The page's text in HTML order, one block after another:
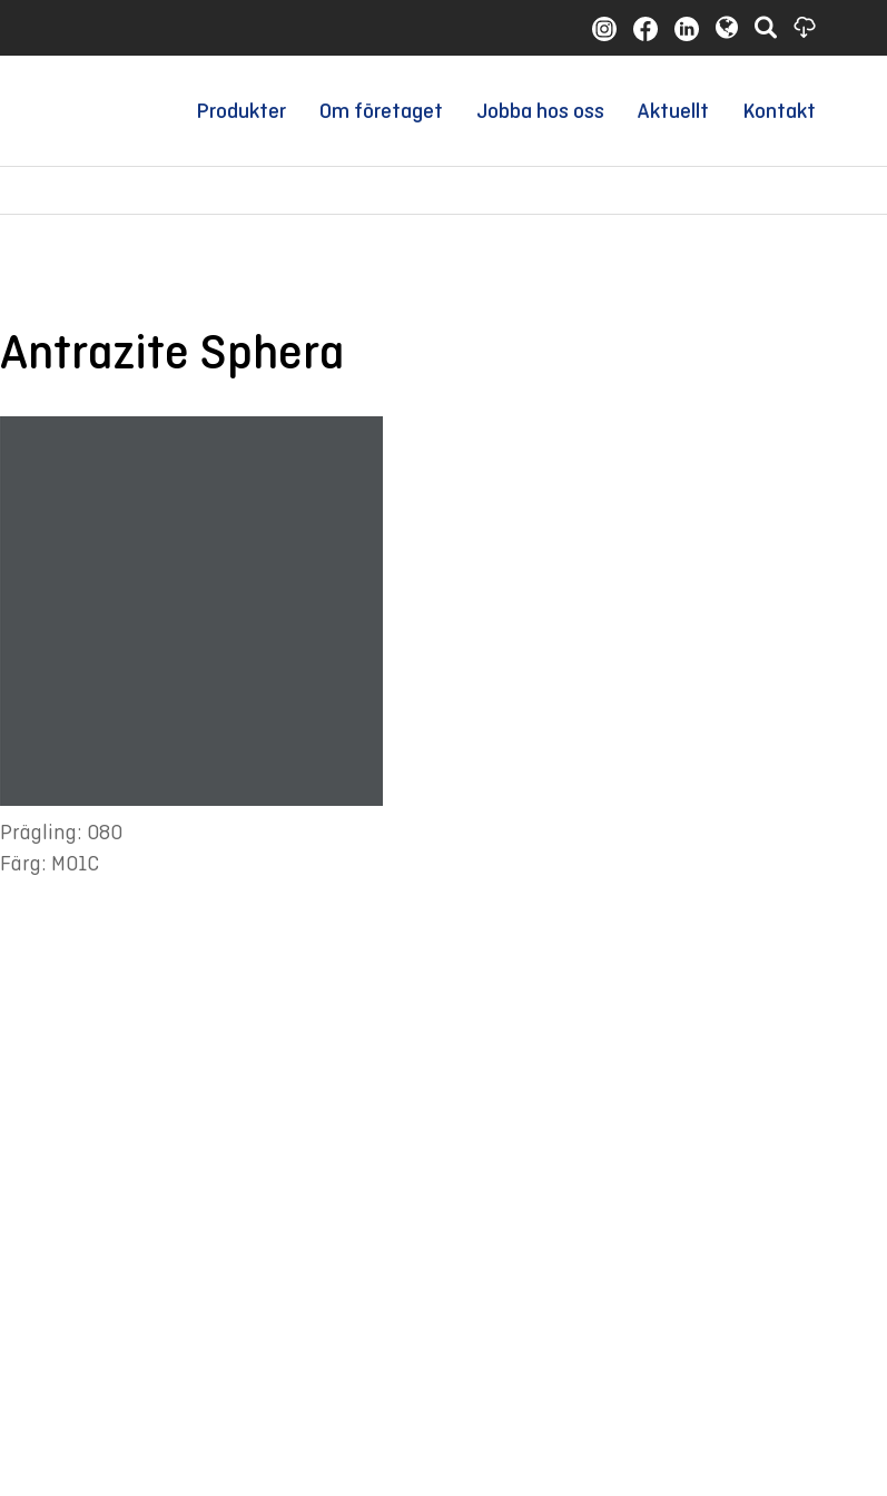
Produkter Om företaget Jobba hos oss Aktuellt Kontakt
Antrazite Sphera
Prägling: 080
Färg: M01C